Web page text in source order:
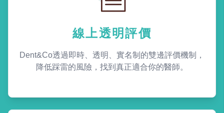
線上透明評價
Dent&Co透過即時、透明、實名制的雙邊評價機制，
降低踩雷的風險，找到真正適合你的醫師。